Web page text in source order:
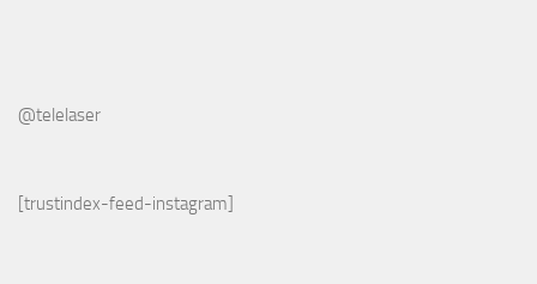
@telelaser
[trustindex-feed-instagram]